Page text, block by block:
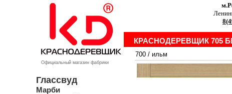
Официальный магазин фабрики
Глассвуд
Марби
КРАСНОДЕРЕВЩИК 705
700 / ильм